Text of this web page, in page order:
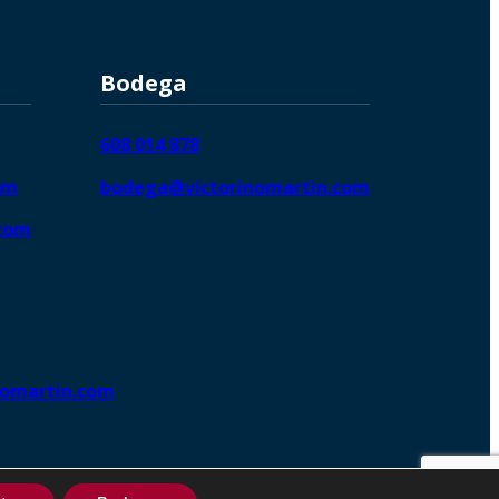
Bodega
608 014 878
bodega@victorinomartin.com
DigitalGrowthⓇ